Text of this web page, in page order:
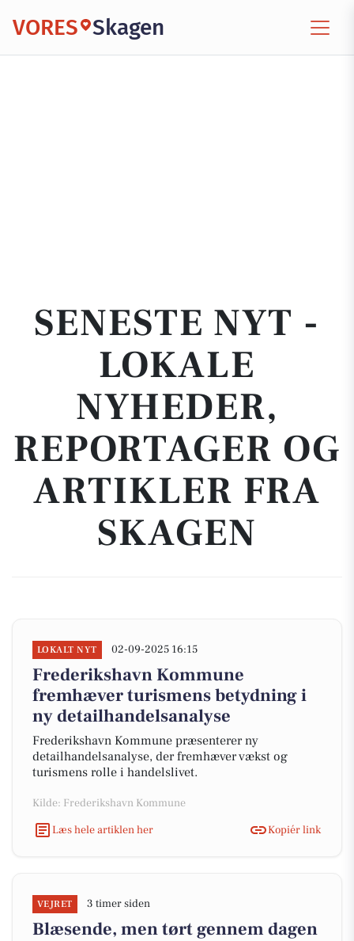
VORES Skagen
SENESTE NYT -
LOKALE
NYHEDER,
REPORTAGER OG
ARTIKLER FRA
SKAGEN
LOKALT NYT 02-09-2025 16:15
Frederikshavn Kommune
fremhæver turismens betydning i
ny detailhandelsanalyse
Frederikshavn Kommune præsenterer ny
detailhandelsanalyse, der fremhæver vækst og
turismens rolle i handelslivet.
Kilde: Frederikshavn Kommune
Læs hele artiklen her
Kopiér link
VEJRET 3 timer siden
Blæsende, men tørt gennem dagen